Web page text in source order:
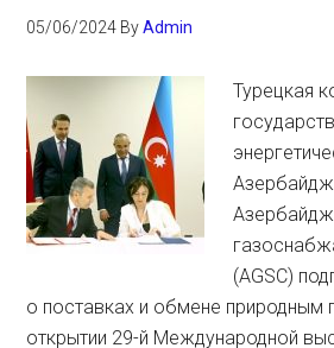
05/06/2024 ByAdmin
Турецкая
(AGSC)
о поставках и обмене природным
открытии 29-й Международной